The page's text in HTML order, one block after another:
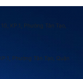
KP.1, Phường Tân Tạo,
Phường Tân Tạo, Quận